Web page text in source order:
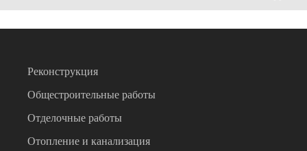
Реконструкция
Общестроительные работы
Отделочные работы
Отопление и канализация